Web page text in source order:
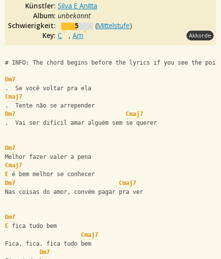
Künstler: Silva E Anitta
Album: unbekannt
Schwierigkeit:
5 (Mittelstufe)
Key: C , Am Akkorde
# INFO: The chord begins before the lyrics if you see the
Dm7
.  Se você voltar pra ela
Cmaj7
.  Tente não se arrepender
Dm7
Cmaj7
.  Vai ser difícil amar alguém sem se querer
Dm7
Melhor fazer valer a pena
Cmaj7
E é bem melhor se conhecer
Dm7
Cmaj7
Nas coisas do amor, convém pagar pra ver
Dm7
E fica tudo bem
Cmaj7
Fica, fica, fica tudo bem
Dm7